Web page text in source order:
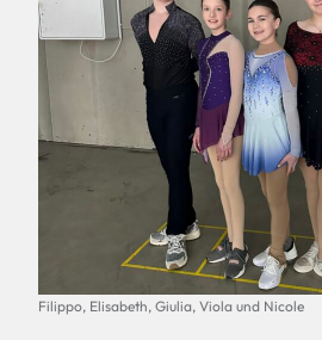
Filippo, Elisabeth, Giulia, Viola und Nicole